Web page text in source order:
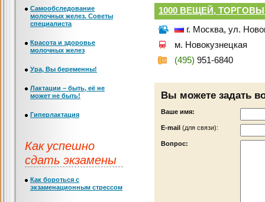
1000 ВЕЩЕЙ,
г. Москва, ул.
м. Новокузнецкая
(495) 951-6840
Вы можете задать
Ваше имя:
Е-mail (для связи):
Вопрос:
Самообследование
молочных желез. Советы
специалиста
Красота и здоровье
молочных желез
Ура, Вы беременны!
Лактации – быть, её не
может не быть!
Гиперлактация
Как успешно
сдать экзамены
Как бороться с
экзаменационным стрессом